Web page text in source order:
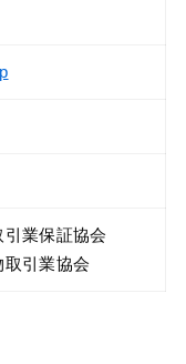
引業保証協会
取引業協会